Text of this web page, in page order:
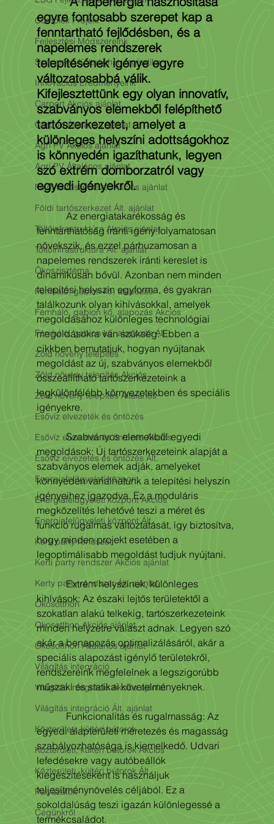
Complex Projekt
Fejlesztési Módszereink
Szervezett Költséghat. logisztika
Innovációs Eredményeink
Carport Akciós ajánlat
Carport Általános ajánlat
Agri PV Akciós ajánlat
Agri PV Általános ajánlat
Földi tartószerkezet Akciós ajánlat
Földi tartószerkezet Ált. ajánlat
Töltőinfrastruktúra Akciós ajánlat
Töltőinfrastruktúra Ált. ajánlat
Ökoszisztéma
Fémháló, gabion kő, alapozás
Fémháló, gabion kő, alapozás Akciós
Fémháló, gabion kő, alapozás Ált.
Zöld növény telepítés
Zöld növény telepítés Akciós
Zöld növény telepítés Általános
Esővíz elvezeték és öntözés
Esővíz elvezetés és öntözés Akciós
Esővíz elvezetés és öntözés Ált.
Energiafelügyeleti központ
Energiafelügyeleti központ Akciós
Energiafelügyeleti központ Ált.
Kerti party rendszer
Kerti party rendszer Akciós ajánlat
Kerty party rendszer Ált. ajánlat
Okosotthon
Okosotthon Akciós ajánlat
Okosotthon Általános ajánlat
Világítás integráció
Világítás integráció Akciós ajánlat
Világítás integráció Ált. ajánlat
Közterületi, kültéri bútorok
Közterületi, kültéri bútorok Akciós
Közterületi, kültéri bútorok Ált.
Pályázatok
Cégünkről
egyre fontosabb szerepet kap a
fenntartható fejlődésben, és a
napelemes rendszerek
telepítésének igénye egyre
változatosabbá válik.
Kifejlesztettünk egy olyan innovatív,
szabványos elemekből felépíthető
tartószerkezetet, amelyet a
különleges helyszíni adottságokhoz
is könnyedén igazíthatunk, legyen
szó extrém domborzatról vagy
egyedi igényekről.
Az energiatakarékosság és
fenntarthatóság iránti igény folyamatosan
növekszik, és ezzel párhuzamosan a
napelemes rendszerek iránti kereslet is
dinamikusan bővül. Azonban nem minden
telepítési helyszín egyforma, és gyakran
találkozunk olyan kihívásokkal, amelyek
megoldásához különleges technológiai
megoldásokra van szükség. Ebben a
cikkben bemutatjuk, hogyan nyújtanak
megoldást az új, szabványos elemekből
összeállítható tartószerkezeteink a
legkülönfélébb környezetekben és speciális
igényekre.
Szabványos elemekből egyedi
megoldások: Új tartószerkezeteink alapját a
szabványos elemek adják, amelyeket
könnyedén variálhatunk a telepítési helyszín
igényeihez igazodva. Ez a moduláris
megközelítés lehetővé teszi a méret és
funkció rugalmas változtatását, így biztosítva,
hogy minden projekt esetében a
legoptimálisabb megoldást tudjuk nyújtani.
Extrém helyszínek, különleges
kihívások: Az északi lejtős területektől a
szokatlan alakú telkekig, tartószerkezeteink
minden helyzetre választ adnak. Legyen szó
akár a benapozás optimalizálásáról, akár a
speciális alapozást igénylő területekről,
rendszereink megfelelnek a legszigorúbb
műszaki és statikai követelményeknek.
Funkcionalitás és rugalmasság: Az
egyedi alapterületi méretezés és magasság
szabályozhatósága is kiemelkedő. Udvari
lefedésekre vagy autóbeállók
kiegészítéseként is használjuk
teljesítménynövelés céljából. Ez a
sokoldalúság teszi igazán különlegessé a
termékcsaládot.